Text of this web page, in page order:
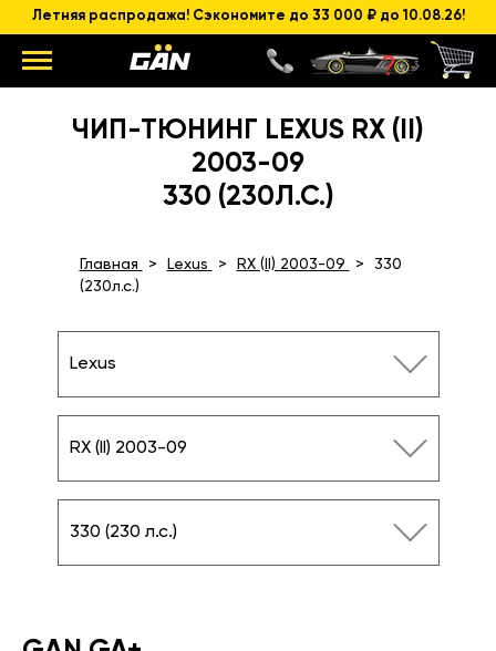
Летняя распродажа! Сэкономите до 33 000 ₽ до 10.08.26!
ЧИП-ТЮНИНГ LEXUS RX (II)
2003-09
330 (230Л.С.)
Главная Lexus RX (II) 2003-09
330
(230л.с.)
Lexus
RX (II) 2003-09
330 (230 л.с.)